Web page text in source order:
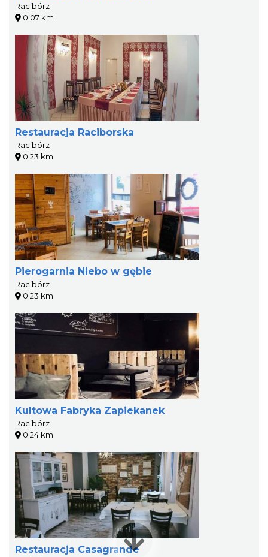
Racibórz
0.07 km
Restauracja Raciborska
Racibórz
0.23 km
Pierogarnia Niebo w gębie
Racibórz
0.23 km
Kultowa Fabryka Zapiekanek
Racibórz
0.24 km
Restauracja Casagrande